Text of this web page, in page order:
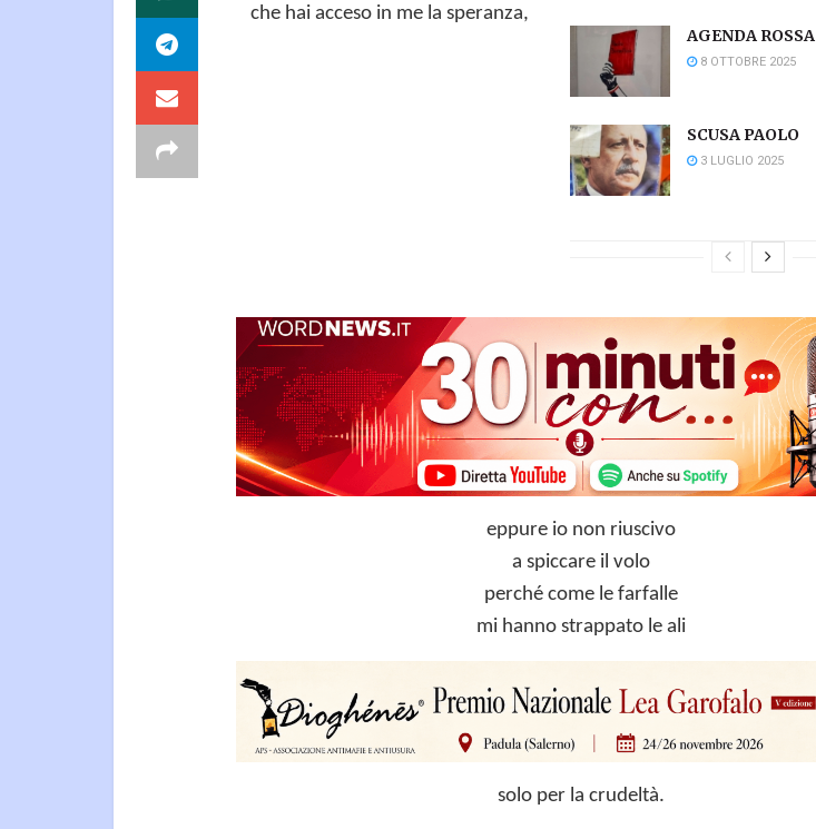
AGENDA ROSSA
8 OTTOBRE 2025
SCUSA PAOLO
3 LUGLIO 2025
che hai acceso in me la speranza,
eppure io non riuscivo
a spiccare il volo
perché come le farfalle
mi hanno strappato le ali
solo per la crudeltà.